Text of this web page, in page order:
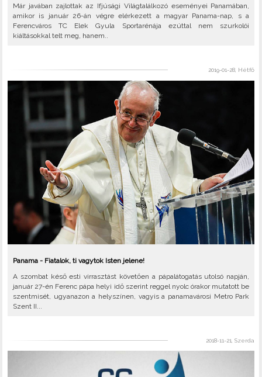
Már javában zajlottak az Ifjúsági Világtalálkozó eseményei Panamában,
amikor is január 26-án végre elérkezett a magyar Panama-nap, s a
Ferencváros TC Elek Gyula Sportarénája ezúttal nem szurkolói
kiáltásokkal telt meg, hanem..
2019-01-28, Hétfő
Panama - Fiatalok, ti vagytok Isten jelene!
A szombat késő esti virrasztást követően a pápalátogatás utolsó napján,
január 27-én Ferenc pápa helyi idő szerint reggel nyolc órakor mutatott be
szentmisét, ugyanazon a helyszínen, vagyis a panamavárosi Metro Park
Szent II...
2018-11-21, Szerda